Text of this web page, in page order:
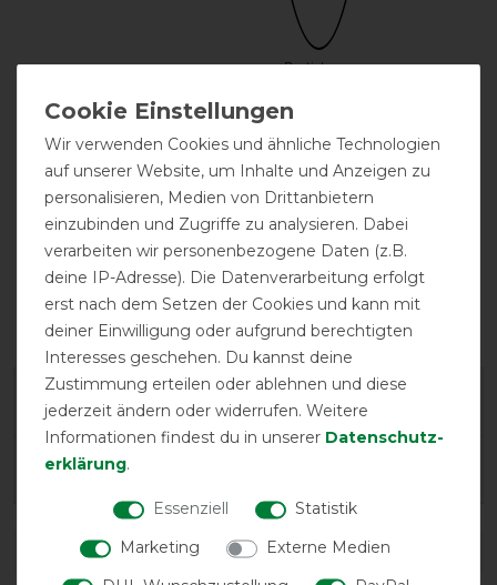
Bestickung
Einfacher
Herstellergarantie
Wasch- und Pflegehinweis
DETAILS ZUR PRODUKTSICHERHEIT
Wir verwenden Cookies und ähnliche Technologien
auf unserer Website, um Inhalte und Anzeigen zu
personalisieren, Medien von Drittanbietern
einzubinden und Zugriffe zu analysieren. Dabei
verarbeiten wir personenbezogene Daten (z.B.
deine IP-Adresse). Die Datenverarbeitung erfolgt
erst nach dem Setzen der Cookies und kann mit
deiner Einwilligung oder aufgrund berechtigten
Interesses geschehen. Du kannst deine
Zustimmung erteilen oder ablehnen und diese
jederzeit ändern oder widerrufen. Weitere
Informationen findest du in unserer Daten­schutz­
erklärung.
Essenziell
Statistik
Marketing
Externe Medien